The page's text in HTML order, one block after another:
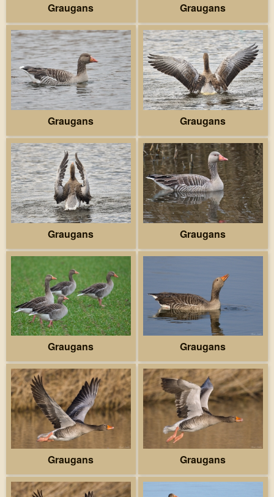
Graugans Graugans
Graugans Graugans
Graugans Graugans
Graugans Graugans
Graugans Graugans